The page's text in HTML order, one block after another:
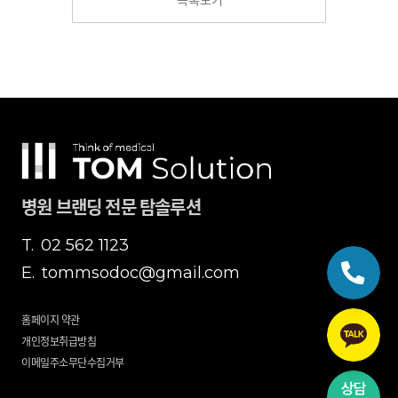
병원 브랜딩 전문 탐솔루션
T. 02 562 1123
E. tommsodoc@gmail.com
홈페이지 약관
개인정보취급방침
이메일주소무단수집거부